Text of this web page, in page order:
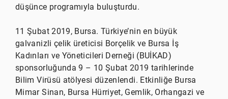
düşünce programıyla buluşturdu.
11 Şubat 2019, Bursa. Türkiye’nin en büyük
galvanizli çelik üreticisi Borçelik ve Bursa İş
Kadınları ve Yöneticileri Derneği (BUİKAD)
sponsorluğunda 9 – 10 Şubat 2019 tarihlerinde
Bilim Virüsü atölyesi düzenlendi. Etkinliğe Bursa
Mimar Sinan, Bursa Hürriyet, Gemlik, Orhangazi ve